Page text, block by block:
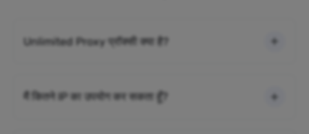
Unlimited Proxy प्रॉक्सी क्या है?
मैं कितने IP का उपयोग कर सकता हूँ?